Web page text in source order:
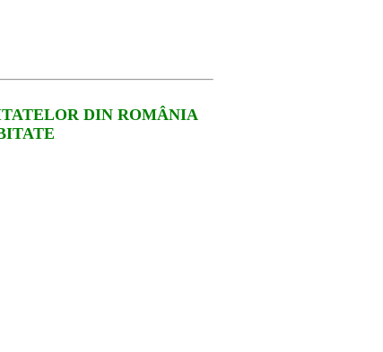
DIN ROMÂNIA